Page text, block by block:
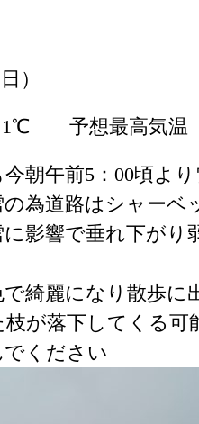
）
＋1℃ 予想最高
朝午前5：00頃よ
為道路はシャーベ
影響で垂れ下が
綺麗になり散歩
が落下してくる
ください